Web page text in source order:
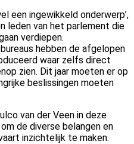
een ingewikkeld onderwerp’,
leden van het parlement die
verdiepen.
hebben de afgelopen
waar zelfs direct
zien. Dit jaar moeten er op
beslissingen moeten
van der Veen in deze
om de diverse belangen en
inzichtelijk te maken.